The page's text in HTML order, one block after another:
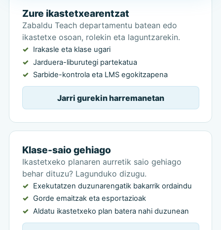
Zure ikastetxearentzat
Zabaldu Teach departamentu batean edo
ikastetxe osoan, rolekin eta laguntzarekin.
Irakasle eta klase ugari
Jarduera-liburutegi partekatua
Sarbide-kontrola eta LMS egokitzapena
Jarri gurekin harremanetan
Klase-saio gehiago
Ikastetxeko planaren aurretik saio gehiago
behar dituzu? Lagunduko dizugu.
Exekutatzen duzunarengatik bakarrik ordaindu
Gorde emaitzak eta esportazioak
Aldatu ikastetxeko plan batera nahi duzunean